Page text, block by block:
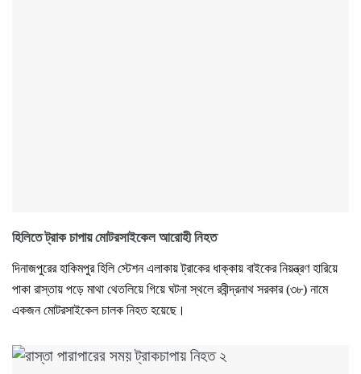
হিলিতে ট্রাক চাপায় মোটরসাইকেল আরোহী নিহত
দিনাজপুরের হাকিমপুর হিলি স্টেশন এলাকায় ট্রাকের ধাক্কায় বাইকের নিয়ন্ত্রণ হারিয়ে
পাকা রাস্তায় পড়ে মাথা থেতলিয়ে গিয়ে ঘটনা স্থলে রবীন্দ্রনাথ সরকার (৩৮) নামে
একজন মোটরসাইকেল চালক নিহত হয়েছে।